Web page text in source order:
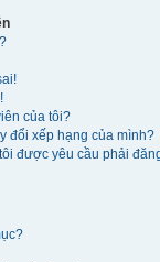
của tôi?
đổi xếp hạng của mình?
được yêu cầu phải